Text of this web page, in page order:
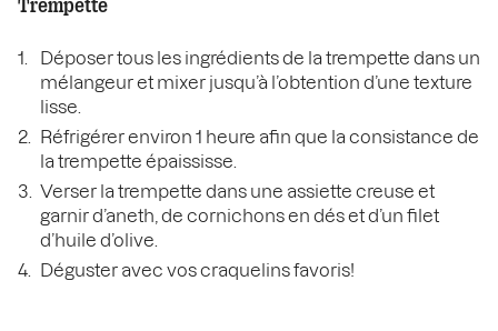
Trempette
Déposer tous les ingrédients de la trempette dans un
mélangeur et mixer jusqu’à l’obtention d’une texture
lisse.
Réfrigérer environ 1 heure afin que la consistance de
la trempette épaississe.
Verser la trempette dans une assiette creuse et
garnir d’aneth, de cornichons en dés et d’un filet
d’huile d’olive.
Déguster avec vos craquelins favoris!